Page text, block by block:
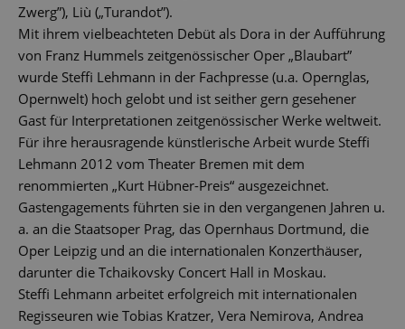
Zwerg”), Liù („Turandot”).
Mit ihrem vielbeachteten Debüt als Dora in der Aufführung
von Franz Hummels zeitgenössischer Oper „Blaubart”
wurde Steffi Lehmann in der Fachpresse (u.a. Opernglas,
Opernwelt) hoch gelobt und ist seither gern gesehener
Gast für Interpretationen zeitgenössischer Werke weltweit.
Für ihre herausragende künstlerische Arbeit wurde Steffi
Lehmann 2012 vom Theater Bremen mit dem
renommierten „Kurt Hübner-Preis“ ausgezeichnet.
Gastengagements führten sie in den vergangenen Jahren u.
a. an die Staatsoper Prag, das Opernhaus Dortmund, die
Oper Leipzig und an die internationalen Konzerthäuser,
darunter die Tchaikovsky Concert Hall in Moskau.
Steffi Lehmann arbeitet erfolgreich mit internationalen
Regisseuren wie Tobias Kratzer, Vera Nemirova, Andrea